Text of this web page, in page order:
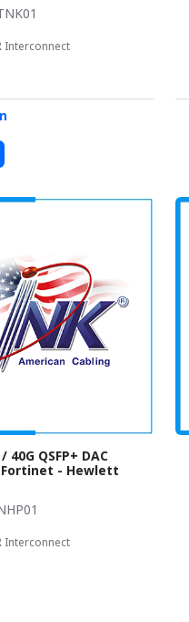
Interconnect
40G QSFP+ DAC
Fortinet - Hewlett
Interconnect